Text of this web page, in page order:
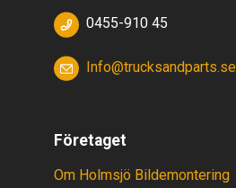
0455-910 45
Info@trucksandparts.se
Företaget
Om Holmsjö Bildemontering